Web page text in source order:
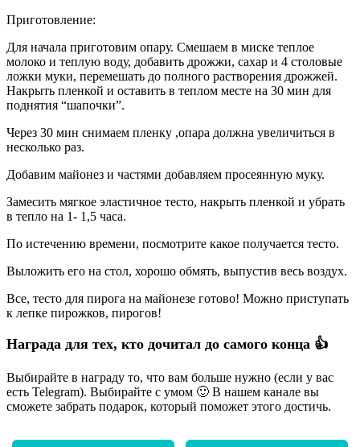
Приготовление:
Для начала приготовим опару. Смешаем в миске теплое
молоко и теплую воду, добавить дрожжи, сахар и 4 столовые
ложки муки, перемешать до полного растворения дрожжей.
Накрыть пленкой и оставить в теплом месте на 30 мин для
поднятия “шапочки”.
Через 30 мин снимаем пленку ,опара должна увеличиться в
несколько раз.
Добавим майонез и частями добавляем просеянную муку.
Замесить мягкое эластичное тесто, накрыть пленкой и убрать
в тепло на 1- 1,5 часа.
По истечению времени, посмотрите какое получается тесто.
Выложить его на стол, хорошо обмять, выпустив весь воздух.
Все, тесто для пирога на майонезе готово! Можно приступать
к лепке пирожков, пирогов!
Награда для тех, кто дочитал до самого конца 👍
Выбирайте в награду то, что вам больше нужно (если у вас
есть Telegram). Выбирайте с умом 🙂 В нашем канале вы
сможете забрать подарок, который поможет этого достичь.